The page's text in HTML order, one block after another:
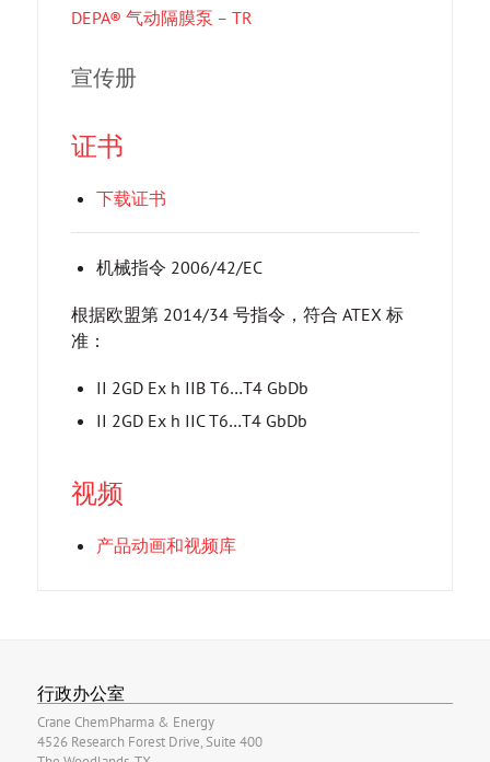
DEPA® 气动隔膜泵 – TR
宣传册
证书
下载证书
机械指令 2006/42/EC
根据欧盟第 2014/34 号指令，符合 ATEX 标
准：
II 2GD Ex h IIB T6…T4 GbDb
II 2GD Ex h IIC T6…T4 GbDb
视频
产品动画和视频库
行政办公室
Crane ChemPharma & Energy
4526 Research Forest Drive, Suite 400